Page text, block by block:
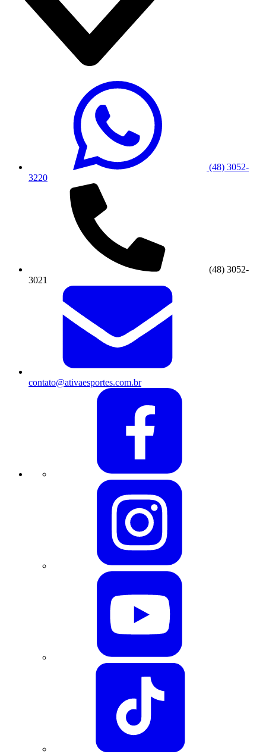
(48) 3052-
3220
(48) 3052-
3021
contato@ativaesportes.com.br